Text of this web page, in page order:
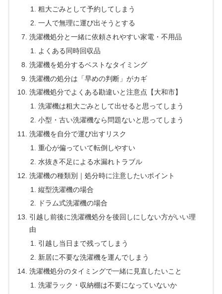
粗大ごみとして予約してしまう
一人で無理に運び出そうとする
洗濯機処分と一緒に依頼されやすい家電・不用品
よくある同時回収品
洗濯機を処分するベストなタイミング
洗濯機の処分は「早めの判断」がカギ
洗濯機処分でよくある勘違いと注意点【大和市】
洗濯機は粗大ごみとして出せると思ってしまう
小型・古い洗濯機なら問題ないと思ってしまう
洗濯機を自分で運び出すリスク
重心が偏っていて転倒しやすい
水抜き不足による水漏れトラブル
洗濯機の種類別｜処分時に注意したいポイント
縦型洗濯機の場合
ドラム式洗濯機の場合
引越し前後に洗濯機処分を後回しにしない方がいい理
由
引越し当日まで残ってしまう
新居に不要な洗濯機を運んでしまう
洗濯機処分のタイミングで一緒に見直したいこと
洗濯ラック・収納棚は不要になっていないか